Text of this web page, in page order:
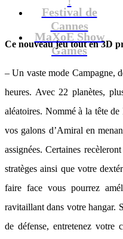
Festival de
Cannes
MaXoE Show
Games
Ce nouveau jeu tout en 3D
– Un vaste mode Campagne,
heures. Avec 22 planètes,
aléatoires. Nommé à la tête
vos galons d’Amiral en
assignées. Certaines
stratèges ainsi que votre
faire face vous pourrez
ravitaillant dans votre hangar.
de défense, entretenez votre